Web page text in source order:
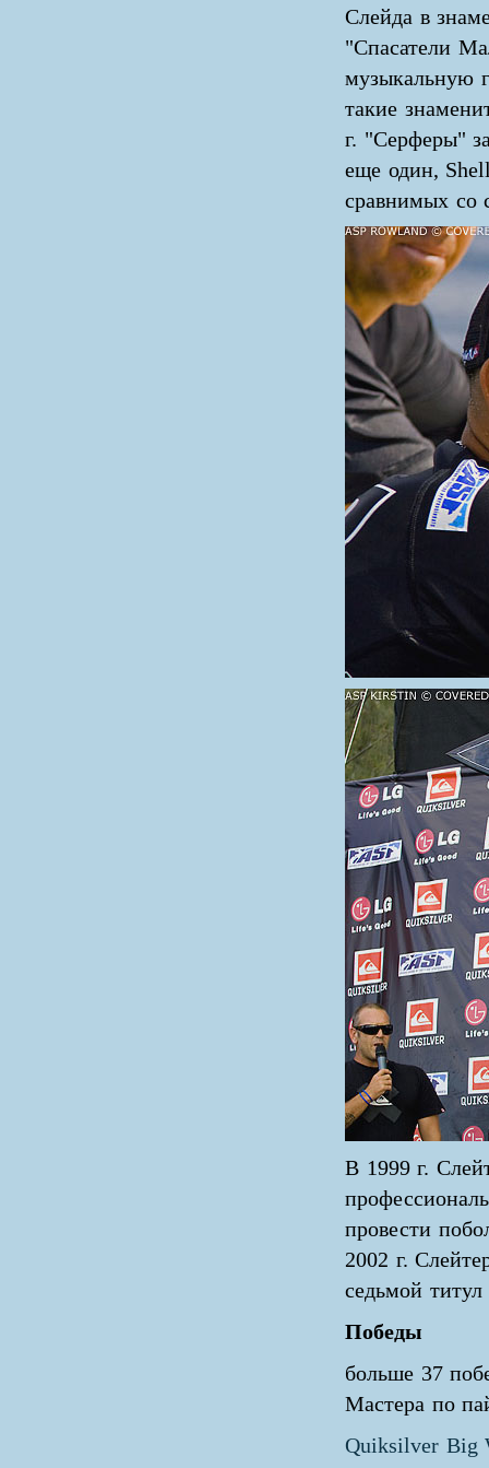
Слейда в
"Спасатели
музыкальную
такие
г. "Серферы"
еще один,
сравнимых со
В 1999 г.
провести
2002 г.
седьмой
Победы
больше 37
Мастера по
Quiksilver Big